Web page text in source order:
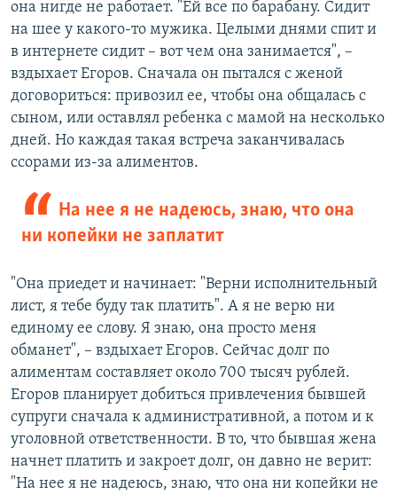
она нигде не работает. "Ей все по барабану. Сидит
на шее у какого-то мужика. Целыми днями спит и
в интернете сидит – вот чем она занимается", –
вздыхает Егоров. Сначала он пытался с женой
договориться: привозил ее, чтобы она общалась с
сыном, или оставлял ребенка с мамой на несколько
дней. Но каждая такая встреча заканчивалась
ссорами из-за алиментов.
На нее я не надеюсь, знаю, что она
ни копейки не заплатит
"Она приедет и начинает: "Верни исполнительный
лист, я тебе буду так платить". А я не верю ни
единому ее слову. Я знаю, она просто меня
обманет", – вздыхает Егоров. Сейчас долг по
алиментам составляет около 700 тысяч рублей.
Егоров планирует добиться привлечения бывшей
супруги сначала к административной, а потом и к
уголовной ответственности. В то, что бывшая жена
начнет платить и закроет долг, он давно не верит:
"На нее я не надеюсь, знаю, что она ни копейки не